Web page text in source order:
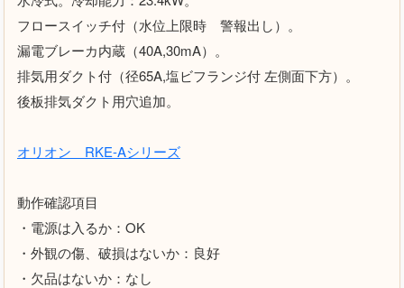
フロースイッチ付（水位上限時 警報出し）。
漏電ブレーカ内蔵（40A,30mA）。
排気用ダクト付（径65A,塩ビフランジ付 左側面下方）。
後板排気ダクト用穴追加。
オリオン RKE-Aシリーズ
動作確認項目
・電源は入るか：OK
・外観の傷、破損はないか：良好
・欠品はないか：なし